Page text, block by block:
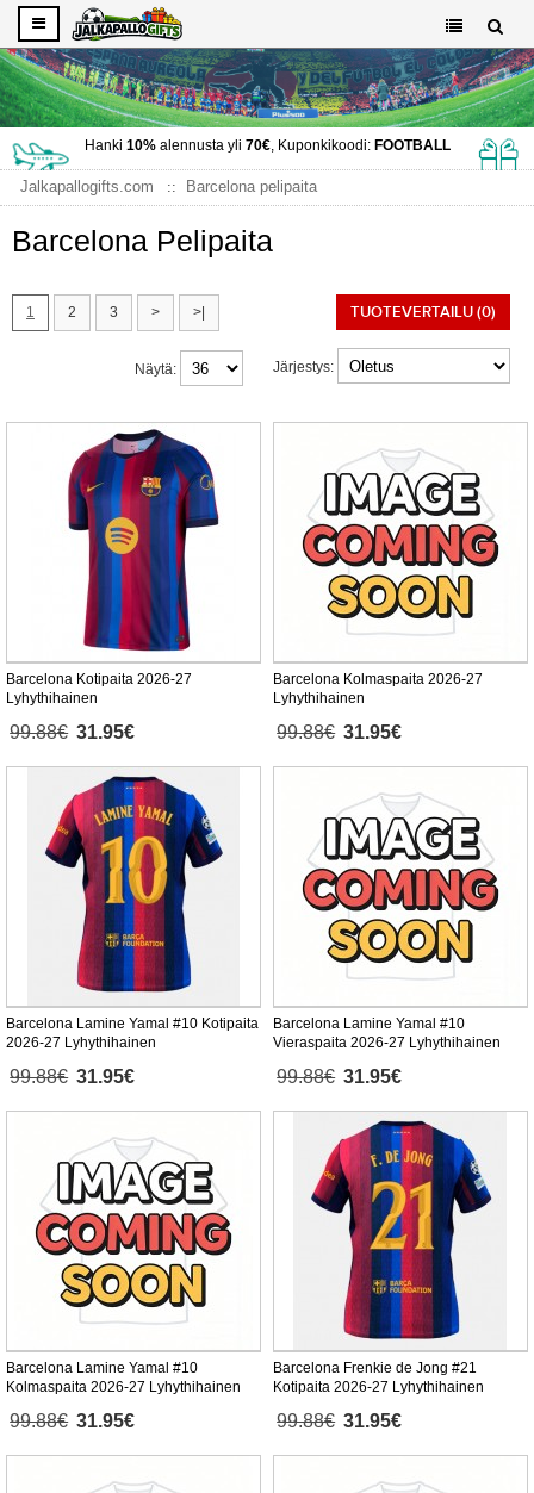
Hanki 10%alennusta yli 70€, Kuponkikoodi: FOOTBALL
Jalkapallogifts.com Barcelona pelipaita
Barcelona Pelipaita
1 2 3 > >| TUOTEVERTAILU (0)
Järjestys:
Näytä:
Barcelona Kotipaita 2026-27
Lyhythihainen
99.88€ 31.95€
Barcelona Kolmaspaita 2026-27
Lyhythihainen
99.88€ 31.95€
Barcelona Lamine Yamal #10 Kotipaita
2026-27 Lyhythihainen
99.88€ 31.95€
Barcelona Lamine Yamal #10
Vieraspaita 2026-27 Lyhythihainen
99.88€ 31.95€
Barcelona Lamine Yamal #10
Kolmaspaita 2026-27 Lyhythihainen
99.88€ 31.95€
Barcelona Frenkie de Jong #21
Kotipaita 2026-27 Lyhythihainen
99.88€ 31.95€